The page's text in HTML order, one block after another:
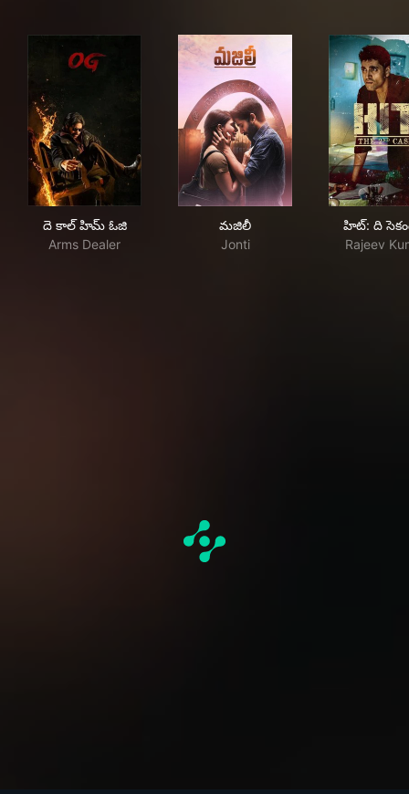
దె కాల్ హిమ్ ఓజి
Arms Dealer
మజిలీ
Jonti
హిట్: ది
Rajeev